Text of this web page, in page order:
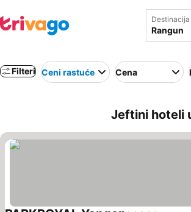
Destinacija
Filteri Ceni rastuće Cena
Jeftini hoteli